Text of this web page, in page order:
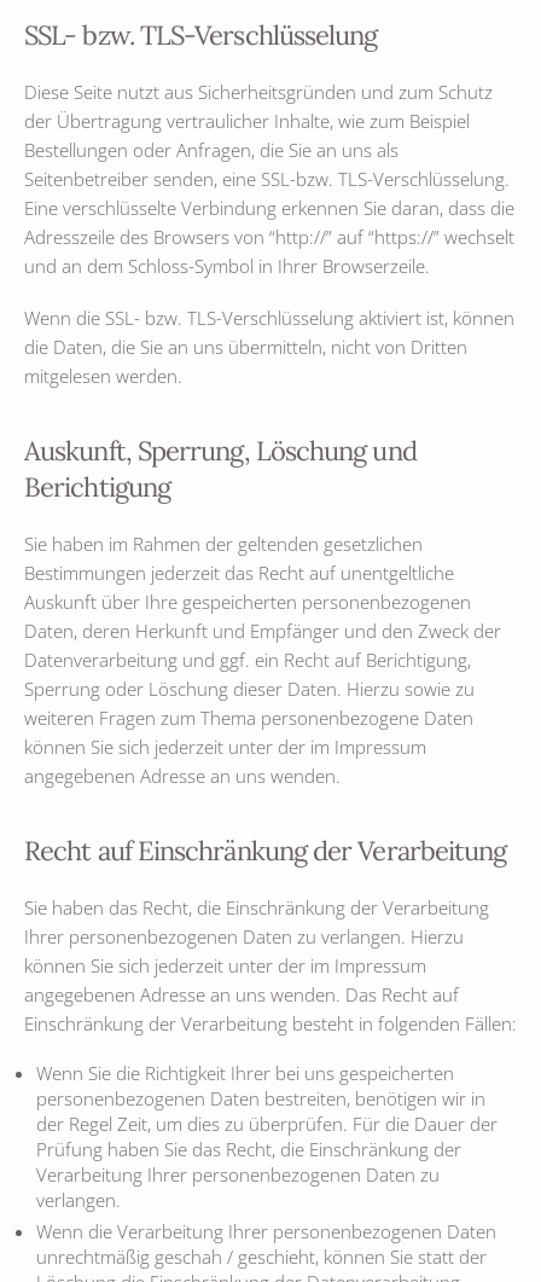
SSL- bzw. TLS-Verschlüsselung
Diese Seite nutzt aus Sicherheitsgründen und zum Schutz
der Übertragung vertraulicher Inhalte, wie zum Beispiel
Bestellungen oder Anfragen, die Sie an uns als
Seitenbetreiber senden, eine SSL-bzw. TLS-Verschlüsselung.
Eine verschlüsselte Verbindung erkennen Sie daran, dass die
Adresszeile des Browsers von “http://” auf “https://” wechselt
und an dem Schloss-Symbol in Ihrer Browserzeile.
Wenn die SSL- bzw. TLS-Verschlüsselung aktiviert ist, können
die Daten, die Sie an uns übermitteln, nicht von Dritten
mitgelesen werden.
Auskunft, Sperrung, Löschung und
Berichtigung
Sie haben im Rahmen der geltenden gesetzlichen
Bestimmungen jederzeit das Recht auf unentgeltliche
Auskunft über Ihre gespeicherten personenbezogenen
Daten, deren Herkunft und Empfänger und den Zweck der
Datenverarbeitung und ggf. ein Recht auf Berichtigung,
Sperrung oder Löschung dieser Daten. Hierzu sowie zu
weiteren Fragen zum Thema personenbezogene Daten
können Sie sich jederzeit unter der im Impressum
angegebenen Adresse an uns wenden.
Recht auf Einschränkung der Verarbeitung
Sie haben das Recht, die Einschränkung der Verarbeitung
Ihrer personenbezogenen Daten zu verlangen. Hierzu
können Sie sich jederzeit unter der im Impressum
angegebenen Adresse an uns wenden. Das Recht auf
Einschränkung der Verarbeitung besteht in folgenden Fällen:
Wenn Sie die Richtigkeit Ihrer bei uns gespeicherten
personenbezogenen Daten bestreiten, benötigen wir in
der Regel Zeit, um dies zu überprüfen. Für die Dauer der
Prüfung haben Sie das Recht, die Einschränkung der
Verarbeitung Ihrer personenbezogenen Daten zu
verlangen.
Wenn die Verarbeitung Ihrer personenbezogenen Daten
unrechtmäßig geschah / geschieht, können Sie statt der